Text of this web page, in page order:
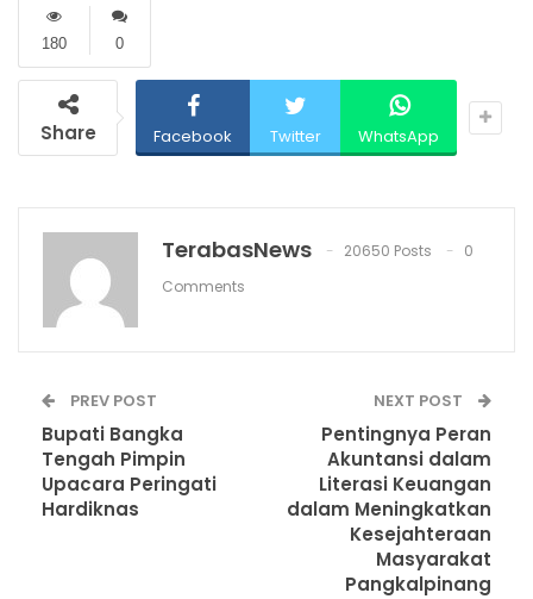
0
180
Share Facebook Twitter WhatsApp
TerabasNews 20650 Posts
0
Comments
PREV POST
Bupati Bangka
Tengah Pimpin
Upacara Peringati
Hardiknas
NEXT POST
Pentingnya Peran
Akuntansi dalam
Literasi Keuangan
dalam Meningkatkan
Kesejahteraan
Masyarakat
Pangkalpinang